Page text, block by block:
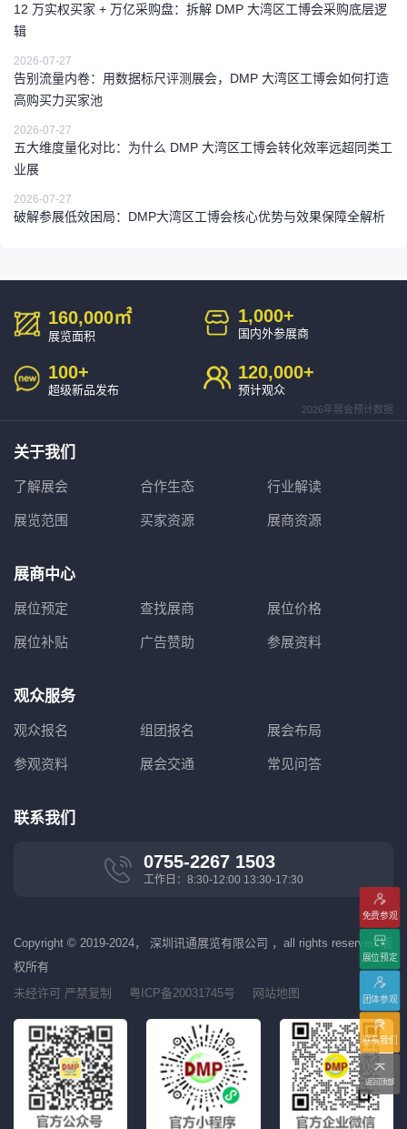
12 万实权买家 + 万亿采购盘：拆解 DMP 大湾区工博会采购底层逻
辑
2026-07-27
告别流量内卷：用数据标尺评测展会，DMP 大湾区工博会如何打造
高购买力买家池
2026-07-27
五大维度量化对比：为什么 DMP 大湾区工博会转化效率远超同类工
业展
2026-07-27
破解参展低效困局：DMP大湾区工博会核心优势与效果保障全解析
160,000㎡
展览面积
1,000+
国内外参展商
100+
超级新品发布
120,000+
预计观众
2026年展会预计数据
关于我们
了解展会 合作生态 行业解读
展览范围 买家资源 展商资源
展商中心
展位预定 查找展商 展位价格
展位补贴 广告赞助 参展资料
观众服务
观众报名 组团报名 展会布局
参观资料 展会交通 常见问答
联系我们
0755-2267 1503
工作日：8:30-12:00 13:30-17:30
Copyright © 2019-2024， 深圳讯通展览有限公司 ，all rights reserved 版
权所有
未经许可 严禁复制
粤ICP备20031745号 网站地图
免费参观
展位预定
团体参观
联系我们
返回顶部